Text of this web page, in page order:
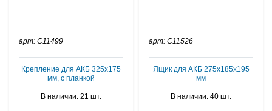
арт: C11499
Крепление для АКБ 325х175
мм, с планкой
В наличии: 21 шт.
арт: C11526
Ящик для АКБ 275х185х195
мм
В наличии: 40 шт.